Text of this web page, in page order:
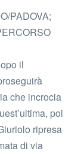
PADOVA;
il
che incrocia
poi
ripresa
di via